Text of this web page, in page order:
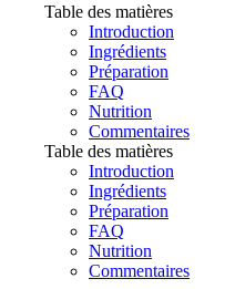
Table des matières
Introduction
Ingrédients
Préparation
FAQ
Nutrition
Commentaires
Table des matières
Introduction
Ingrédients
Préparation
FAQ
Nutrition
Commentaires